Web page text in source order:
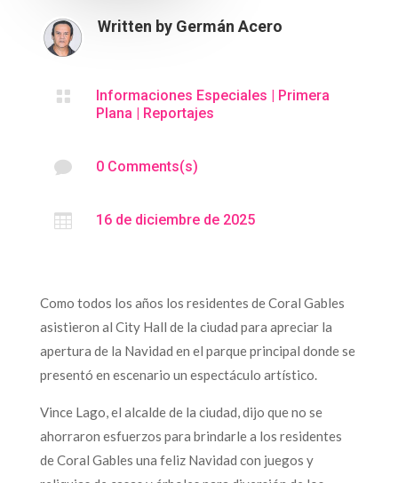
Written by Germán Acero
 Informaciones Especiales | Primera
Plana | Reportajes
 0 Comments(s)
 16 de diciembre de 2025
Como todos los años los residentes de Coral Gables
asistieron al City Hall de la ciudad para apreciar la
apertura de la Navidad en el parque principal donde se
presentó en escenario un espectáculo artístico.
Vince Lago, el alcalde de la ciudad, dijo que no se
ahorraron esfuerzos para brindarle a los residentes
de Coral Gables una feliz Navidad con juegos y